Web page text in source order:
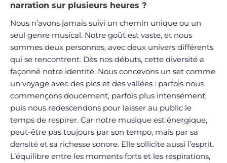
narration sur plusieurs heures ?
Nous n’avons jamais suivi un chemin unique ou un
seul genre musical. Notre goût est vaste, et nous
sommes deux personnes, avec deux univers différents
qui se rencontrent. Dès nos débuts, cette diversité a
façonné notre identité. Nous concevons un set comme
un voyage avec des pics et des vallées : parfois nous
commençons doucement, parfois plus intensément,
puis nous redescendons pour laisser au public le
temps de respirer. Car notre musique est énergique,
peut-être pas toujours par son tempo, mais par sa
densité et sa richesse sonore. Elle sollicite aussi l’esprit.
L’équilibre entre les moments forts et les respirations,